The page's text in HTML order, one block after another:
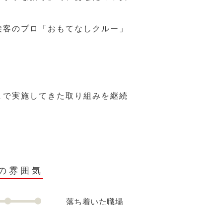
のプロ「おもてなしクルー」
実施してきた取り組みを継続
雰囲気
落ち着いた職場